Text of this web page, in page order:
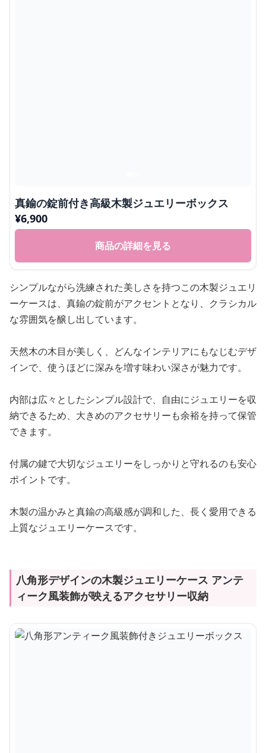
真鍮の錠前付き高級木製ジュエリーボックス
¥6,900
商品の詳細を見る
シンプルながら洗練された美しさを持つこの木製ジュエリ
ーケースは、真鍮の錠前がアクセントとなり、クラシカル
な雰囲気を醸し出しています。
天然木の木目が美しく、どんなインテリアにもなじむデザ
インで、使うほどに深みを増す味わい深さが魅力です。
内部は広々としたシンプル設計で、自由にジュエリーを収
納できるため、大きめのアクセサリーも余裕を持って保管
できます。
付属の鍵で大切なジュエリーをしっかりと守れるのも安心
ポイントです。
木製の温かみと真鍮の高級感が調和した、長く愛用できる
上質なジュエリーケースです。
八角形デザインの木製ジュエリーケース アンテ
ィーク風装飾が映えるアクセサリー収納